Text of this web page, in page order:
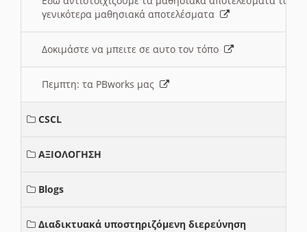
γενικότερα μαθησιακά αποτελέσματα
Δοκιμάστε να μπειτε σε αυτο τον τόπο
Πεμπτη: τα PBworks μας
CSCL
ΑΞΙΟΛΟΓΗΣΗ
Blogs
Διαδικτυακά υποστηριζόμενη διερεύνηση